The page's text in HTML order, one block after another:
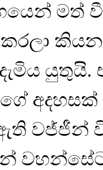
මත්
කරලා
වජ්ජීන්